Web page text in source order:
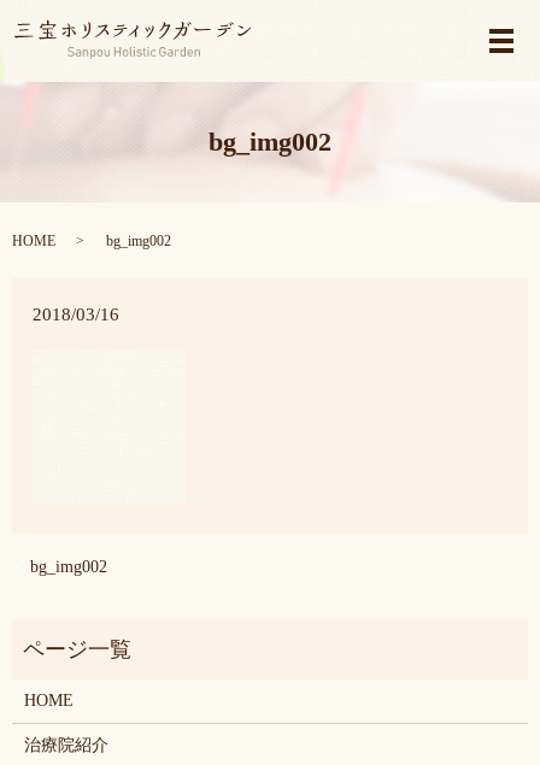
メ
bg_img002
HOME bg_img002
2018/03/16
bg_img002
HOME
治療院紹介